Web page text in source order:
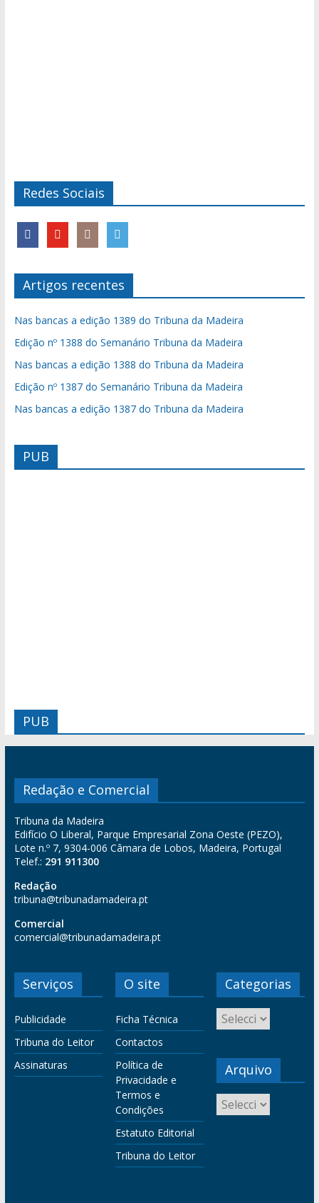
Redes Sociais
Artigos recentes
Nas bancas a edição 1389 do Tribuna da Madeira
Edição nº 1388 do Semanário Tribuna da Madeira
Nas bancas a edição 1388 do Tribuna da Madeira
Edição nº 1387 do Semanário Tribuna da Madeira
Nas bancas a edição 1387 do Tribuna da Madeira
PUB
PUB
Redação e Comercial
Tribuna da Madeira
Edifício O Liberal, Parque Empresarial Zona Oeste (PEZO),
Lote n.º 7, 9304-006 Câmara de Lobos, Madeira, Portugal
Telef.: 291 911300
Redação
tribuna@tribunadamadeira.pt
Comercial
comercial@tribunadamadeira.pt
Serviços
Publicidade
Tribuna do Leitor
Assinaturas
O site
Ficha Técnica
Contactos
Política de
Privacidade e
Termos e
Condições
Estatuto Editorial
Tribuna do Leitor
Categorias
Arquivo